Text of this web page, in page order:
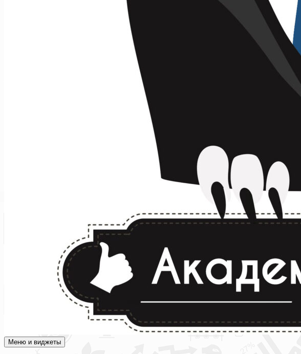
Академия СОВА
Подготовка к ЕГЭ, ОГЭ, ВПР, МЦКО, СтатГрад, КДР, ВОШ, олимпиады и конкурсы
Меню и виджеты